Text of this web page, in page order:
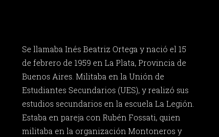
Se llamaba Inés Beatriz Ortega y nació el 15
de febrero de 1959 en La Plata, Provincia de
Buenos Aires. Militaba en la Unión de
Estudiantes Secundarios (UES), y realizó sus
estudios secundarios en la escuela La Legión.
Estaba en pareja con Rubén Fossati, quien
militaba en la organización Montoneros y